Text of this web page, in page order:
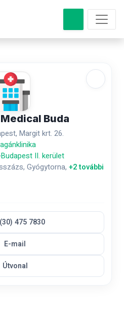
Buda
Margit krt. 26.
Budapest II. kerület
Gyógytorna, +2 további
475 7830
E-mail
Útvonal